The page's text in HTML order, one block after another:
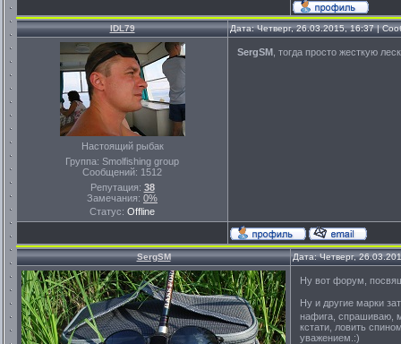
IDL79 Дата: Четверг, 26.03.2015, 16:37 |
Настоящий рыбак
Группа: Smolfishing group
Сообщений: 1512
Репутация: 38
Замечания: 0%
Статус: Offline
SergSM , тогда просто жесткую
SergSM Дата: Четверг,
Ну вот форум,
Ну и другие марки
нафига, спрашиваю,
кстати, ловить
уважением.:)